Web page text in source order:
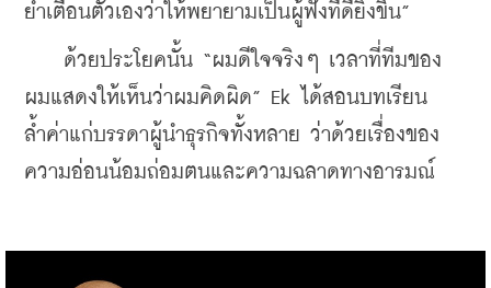
ย้ำเตือนตัวเองว่าให้พยายามเป็นผู้ฟังที่ดียิ่งขึ้น”
ด้วยประโยคนั้น “ผมดีใจจริงๆ เวลาที่ทีมของ
ผมแสดงให้เห็นว่าผมคิดผิด” Ek ได้สอนบทเรียน
ล้ำค่าแก่บรรดาผู้นำธุรกิจทั้งหลาย ว่าด้วยเรื่องของ
ความอ่อนน้อมถ่อมตนและความฉลาดทางอารมณ์